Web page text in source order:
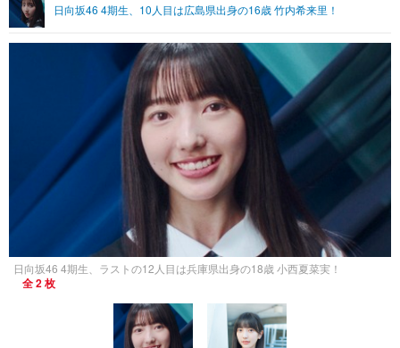
ショッピング その他
日向坂46 4期生、10人目は広島県出身の16歳 竹内希来里！
日向坂46 4期生、ラストの12人目は兵庫県出身の18歳 小西夏菜実！
全 2 枚